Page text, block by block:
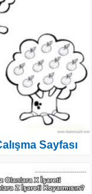
Sayfası